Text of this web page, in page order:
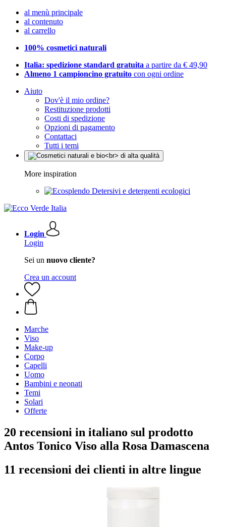
al menù principale
al contenuto
al carrello
100% cosmetici naturali
Italia: spedizione standard gratuita a partire da € 49,90
Almeno 1 campioncino gratuito con ogni ordine
Aiuto
Dov'è il mio ordine?
Restituzione prodotti
Costi di spedizione
Opzioni di pagamento
Contattaci
Tutti i temi
More inspiration
Detersivi e detergenti ecologici
Login
Login
Sei un nuovo cliente?
Crea un account
Marche
Viso
Make-up
Corpo
Capelli
Uomo
Bambini e neonati
Temi
Solari
Offerte
20 recensioni in italiano sul prodotto
Antos Tonico Viso alla Rosa Damascena
11 recensioni dei clienti in altre lingue